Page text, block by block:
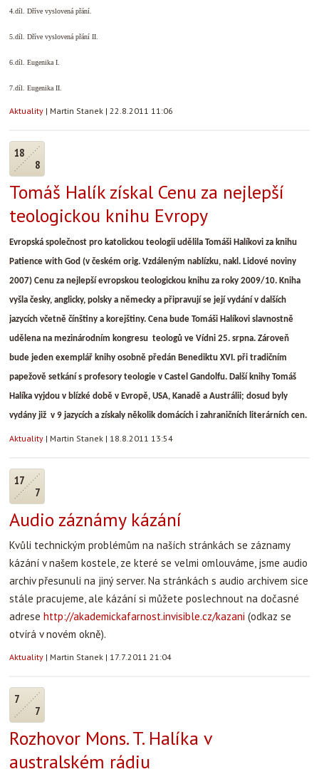
4.díl. Dříve vyslovená přání.
5.díl. Dříve vyslovená přání II.
6.díl. Eugenika I.
7.díl. Eugenika II.
Aktuality | Martin Stanek | 22.8.2011 11:06
18
8
Tomáš Halík získal Cenu za nejlepší
teologickou knihu Evropy
Evropská společnost pro katolickou teologii udělila Tomáši Halíkovi za knihu
Patience with God (v českém orig. Vzdáleným nablízku, nakl. Lidové noviny
2007) Cenu za nejlepší evropskou teologickou knihu za roky 2009/10. Kniha
vyšla česky, anglicky, polsky a německy a připravují se její vydání v dalších
jazycích včetně čínštiny a korejštiny. Cena bude Tomáši Halíkovi slavnostně
udělena na mezinárodním kongresu teologů ve Vídni 25. srpna. Zároveň
bude jeden exemplář knihy osobně předán Benediktu XVI. při tradičním
papežově setkání s profesory teologie v Castel Gandolfu. Další knihy Tomáš
Halíka vyjdou v blízké době v Evropě, USA, Kanadě a Austrálii; dosud byly
vydány již v 9 jazycích a získaly několik domácích i zahraničních literárních cen.
Aktuality | Martin Stanek | 18.8.2011 13:54
17
7
Audio záznámy kázání
Kvůli technickým problémům na naších stránkách se záznamy
kázání v našem kostele, ze které se velmi omlouváme, jsme audio
archiv přesunuli na jiný server. Na stránkách s audio archivem sice
stále pracujeme, ale kázání si můžete poslechnout na dočasné
adrese http://akademickafarnost.invisible.cz/kazani (odkaz se
otvírá v novém okně).
Aktuality | Martin Stanek | 17.7.2011 21:04
7
7
Rozhovor Mons. T. Halíka v
australském rádiu